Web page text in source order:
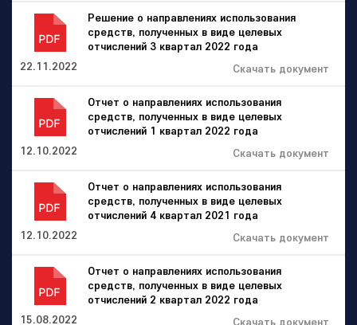
22.11.2022
Решение о направлениях использования
средств, полученных в виде целевых
отчислений 3 квартал 2022 года
Скачать документ
12.10.2022
Отчет о направлениях использования
средств, полученных в виде целевых
отчислений 1 квартал 2022 года
Скачать документ
12.10.2022
Отчет о направлениях использования
средств, полученных в виде целевых
отчислений 4 квартал 2021 года
Скачать документ
15.08.2022
Отчет о направлениях использования
средств, полученных в виде целевых
отчислений 2 квартал 2022 года
Скачать документ